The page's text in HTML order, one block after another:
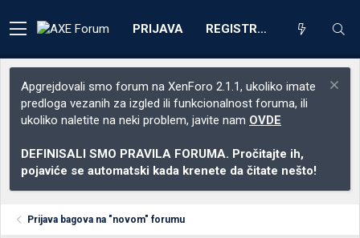
PRIJAVA REGISTRACIJA
Apgrejdovali smo forum na XenForo 2.1.1, ukoliko imate
predloga vezanih za izgled ili funkcionalnost foruma, ili
ukoliko naletite na neki problem, javite nam OVDE
DEFINISALI SMO PRAVILA FORUMA. Pročitajte ih,
pojaviće se automatski kada krenete da čitate nešto!
Prijava bagova na "novom" forumu